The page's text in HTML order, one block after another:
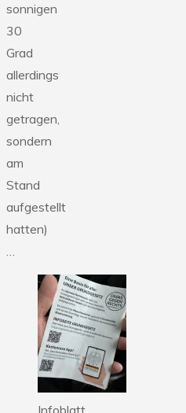
sonnigen
30
Grad
allerdings
nicht
getragen,
sondern
am
Stand
aufgestellt
hatten)
…